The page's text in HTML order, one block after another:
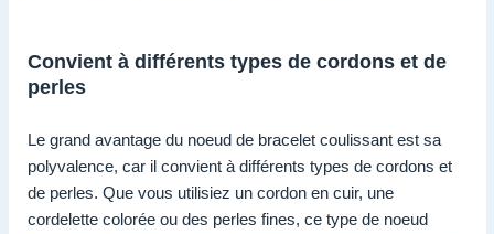
Convient à différents types de cordons et de
perles
Le grand avantage du noeud de bracelet coulissant est sa
polyvalence, car il convient à différents types de cordons et
de perles. Que vous utilisiez un cordon en cuir, une
cordelette colorée ou des perles fines, ce type de noeud